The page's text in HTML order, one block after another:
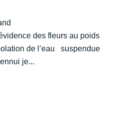
des fleurs au poids
de l’eau suspendue
je...